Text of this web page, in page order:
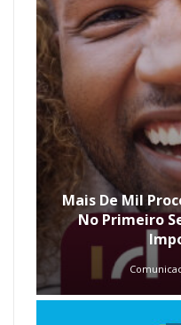
Mais De Mil
No Primeiro